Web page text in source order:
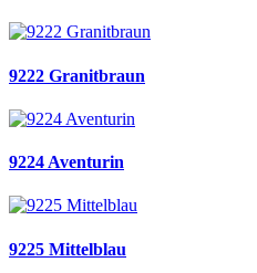
9222 Granitbraun
9224 Aventurin
9225 Mittelblau